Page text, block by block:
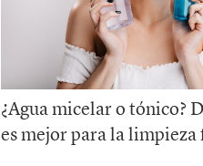
¿Agua micelar o tónico?
es mejor para la limpieza